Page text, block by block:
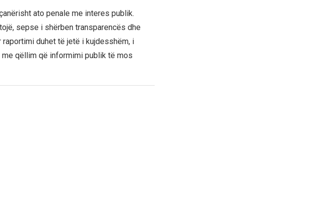
ato penale me interes publik.
sepse i shërben transparencës dhe
duhet të jetë i kujdesshëm, i
me qëllim që informimi publik të mos